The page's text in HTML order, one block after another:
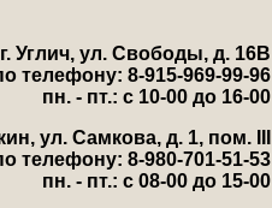
Углич, ул. Свободы, д. 16В
телефону: 8-915-969-99-96
пн. - пт.: с 10-00 до 16-00
ул. Самкова, д. 1, пом. III
телефону: 8-980-701-51-53
пн. - пт.: с 08-00 до 15-00